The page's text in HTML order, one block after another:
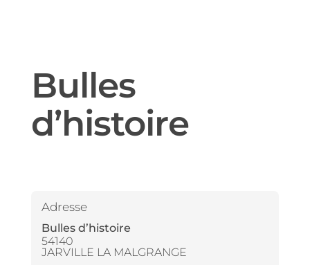
Bulles
d’histoire
Adresse
Bulles d’histoire
54140
JARVILLE LA MALGRANGE